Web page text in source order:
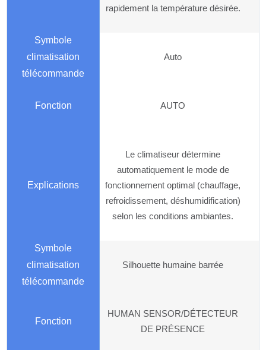
rapidement la température désirée.
Auto
AUTO
Le climatiseur détermine
automatiquement le mode de
fonctionnement optimal (chauffage,
refroidissement, déshumidification)
selon les conditions ambiantes.
Silhouette humaine barrée
HUMAN SENSOR/DÉTECTEUR
DE PRÉSENCE